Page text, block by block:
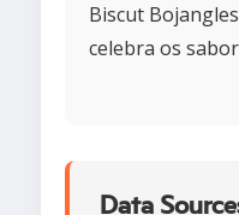
Biscut
celebra os
Data